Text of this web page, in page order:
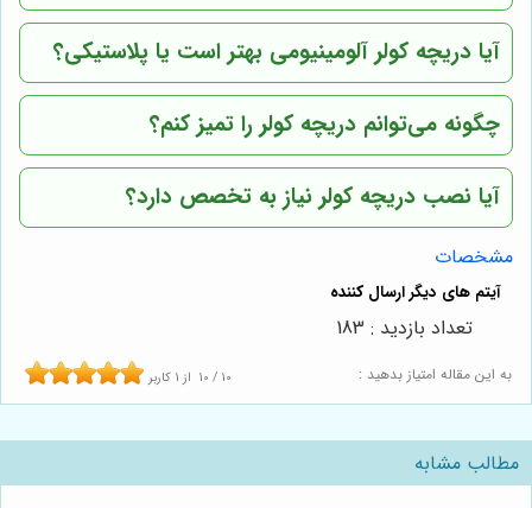
آیا دریچه کولر آلومینیومی بهتر است یا پلاستیکی؟
چگونه می‌توانم دریچه کولر را تمیز کنم؟
آیا نصب دریچه کولر نیاز به تخصص دارد؟
مشخصات
به این مقاله امتیاز بدهید : 10 / 10 از 1 کاربر
تعداد بازدید : 183
مطالب مشابه